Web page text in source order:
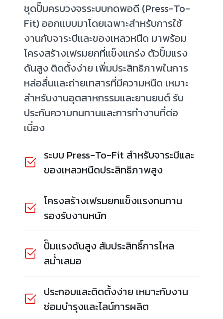
ชุดปั๊มครบวงจรระบบกดพอดี (Press-To-
Fit) ออกแบบมาโดยเฉพาะสำหรับการใช้
งานกับจาระบีและของเหลวหนืด มาพร้อม
โครงสร้างเฟรมยกที่แข็งแกร่ง ตัวปั๊มแรง
ดันสูง ติดตั้งง่าย เพิ่มประสิทธิภาพในการ
หล่อลื่นและถ่ายเทสารที่มีความหนืด เหมาะ
สำหรับงานอุตสาหกรรมและยานยนต์ รับ
ประกันความทนทานและการทำงานที่ต่อ
เนื่อง
ระบบ Press-To-Fit สำหรับจาระบีและ
ของเหลวหนืดประสิทธิภาพสูง
โครงสร้างเฟรมยกแข็งแรงทนทาน
รองรับงานหนัก
ปั๊มแรงดันสูง สัมประสิทธิ์การไหล
สม่ำเสมอ
ประกอบและติดตั้งง่าย เหมาะกับงาน
ซ่อมบำรุงและไลน์การผลิต